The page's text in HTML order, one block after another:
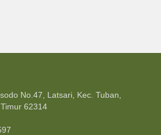
No.47, Latsari, Kec. Tuban,
62314